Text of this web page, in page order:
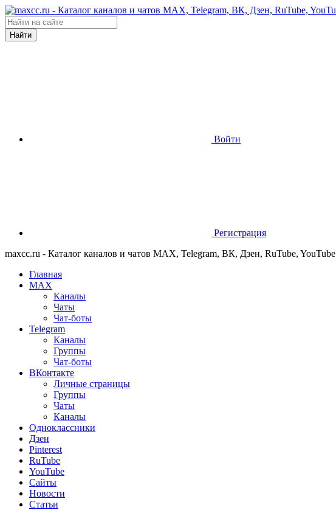
Найти
Войти
Регистрация
maxcc.ru - Каталог каналов и чатов MAX, Telegram, ВК, Дзен, RuTube, YouTube
Главная
MAX
Каналы
Чаты
Чат-боты
Telegram
Каналы
Группы
Чат-боты
ВКонтакте
Личные страницы
Группы
Чаты
Каналы
Одноклассники
Дзен
Pinterest
RuTube
YouTube
Сайты
Новости
Статьи